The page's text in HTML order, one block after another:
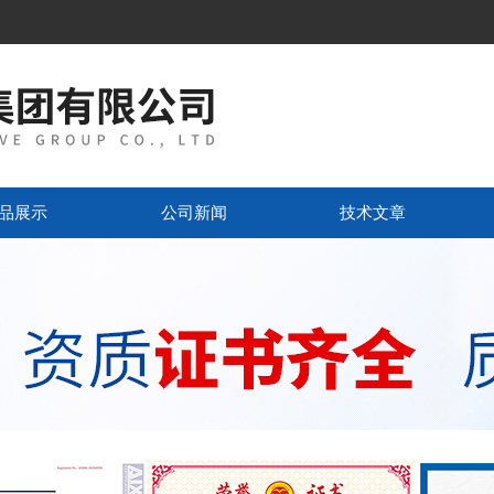
展示 公司新闻 技术文章